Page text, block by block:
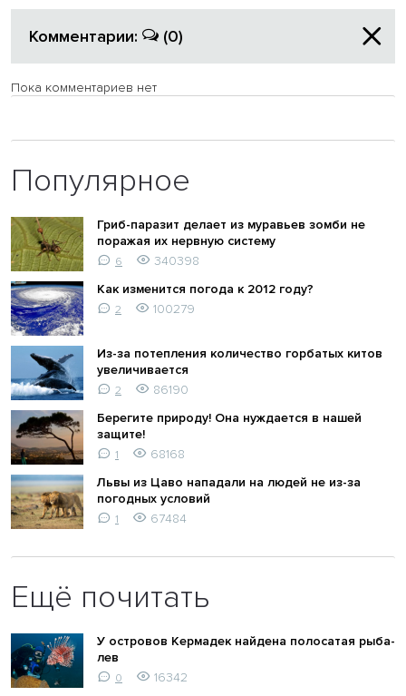
Комментарии: (0)
Пока комментариев нет
Популярное
Гриб-паразит делает из муравьев зомби не
поражая их нервную систему
6
340398
Как изменится погода к 2012 году?
2 100279
Из-за потепления количество горбатых китов
увеличивается
2
86190
Берегите природу! Она нуждается в нашей
защите!
1
68168
Львы из Цаво нападали на людей не из-за
погодных условий
1 67484
Ещё почитать
У островов Кермадек найдена полосатая рыба-
лев
0
16342